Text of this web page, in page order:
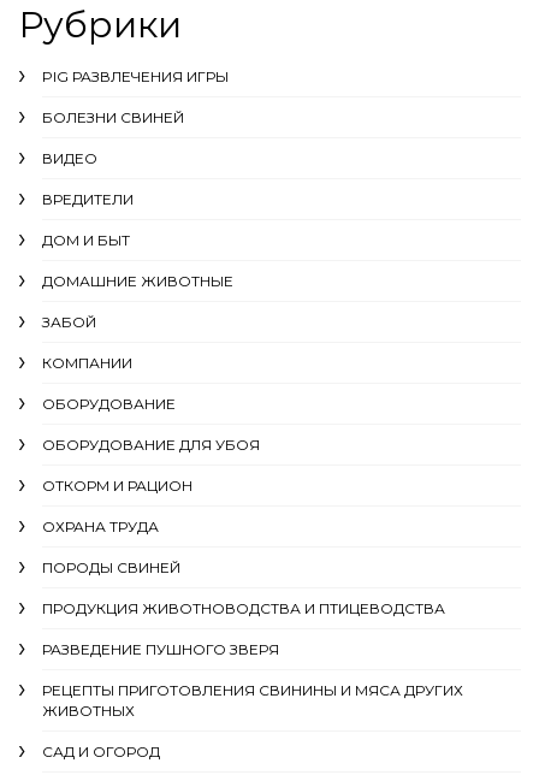
Рубрики
PIG РАЗВЛЕЧЕНИЯ ИГРЫ
БОЛЕЗНИ СВИНЕЙ
ВИДЕО
ВРЕДИТЕЛИ
ДОМ И БЫТ
ДОМАШНИЕ ЖИВОТНЫЕ
ЗАБОЙ
КОМПАНИИ
ОБОРУДОВАНИЕ
ОБОРУДОВАНИЕ ДЛЯ УБОЯ
ОТКОРМ И РАЦИОН
ОХРАНА ТРУДА
ПОРОДЫ СВИНЕЙ
ПРОДУКЦИЯ ЖИВОТНОВОДСТВА И ПТИЦЕВОДСТВА
РАЗВЕДЕНИЕ ПУШНОГО ЗВЕРЯ
РЕЦЕПТЫ ПРИГОТОВЛЕНИЯ СВИНИНЫ И МЯСА ДРУГИХ
ЖИВОТНЫХ
САД И ОГОРОД